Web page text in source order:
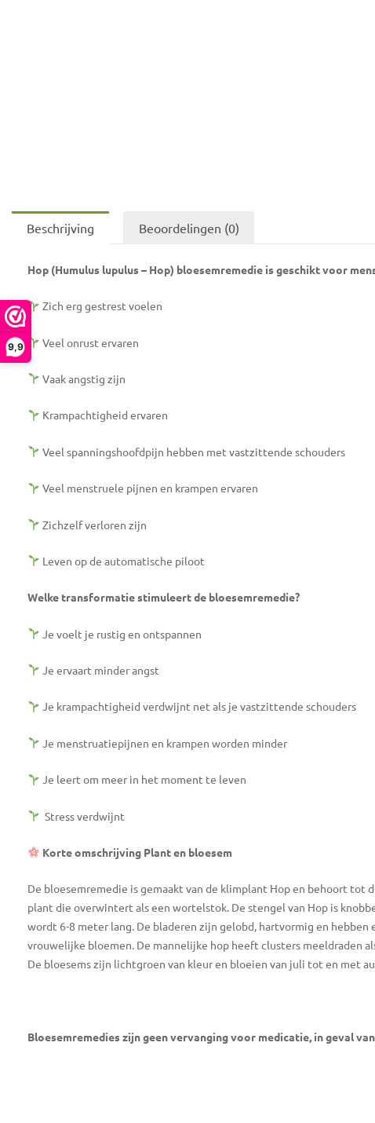
9,9
Beschrijving Beoordelingen (0)
Hop (Humulus lupulus – Hop) bloesemremedie is geschikt voor
Zich erg gestrest voelen
Veel onrust ervaren
Vaak angstig zijn
Krampachtigheid ervaren
Veel spanningshoofdpijn hebben met vastzittende schouders
Veel menstruele pijnen en krampen ervaren
Zichzelf verloren zijn
Leven op de automatische piloot
Welke transformatie stimuleert de bloesemremedie?
Je voelt je rustig en ontspannen
Je ervaart minder angst
Je krampachtigheid verdwijnt net als je vastzittende schouders
Je menstruatiepijnen en krampen worden minder
Je leert om meer in het moment te leven
Stress verdwijnt
Korte omschrijving Plant en bloesem
De bloesemremedie is gemaakt van de klimplant Hop en behoort tot
plant die overwintert als een wortelstok. De stengel van Hop is
wordt 6-8 meter lang. De bladeren zijn gelobd, hartvormig en
vrouwelijke bloemen. De mannelijke hop heeft clusters meeldraden
De bloesems zijn lichtgroen van kleur en bloeien van juli tot en met
Bloesemremedies zijn geen vervanging voor medicatie, in geval